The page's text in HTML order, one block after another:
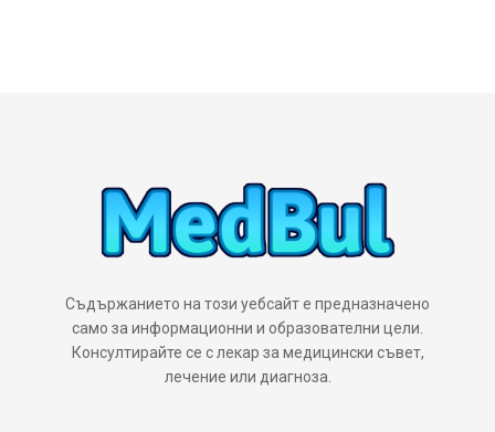
Съдържанието на този уебсайт е предназначено
само за информационни и образователни цели.
Консултирайте се с лекар за медицински съвет,
лечение или диагноза.